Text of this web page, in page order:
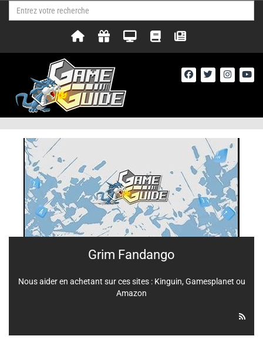
Grim Fandango
Nous aider en achetant sur ces sites : Kinguin, Gamesplanet ou
Amazon